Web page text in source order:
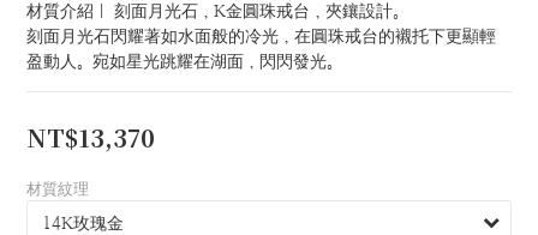
材質介紹｜ 刻面月光石，K金圓珠戒台，夾鑲設計。
刻面月光石閃耀著如水面般的冷光，在圓珠戒台的襯托下更顯輕
盈動人。宛如星光跳耀在湖面，閃閃發光。
NT$13,370
材質紋理